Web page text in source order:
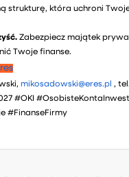
strukturę, która uchroni
Zabezpiecz majątek
Twoje finanse.
mikosadowski@eres.pl ,
#OKI
#FinanseFirmy